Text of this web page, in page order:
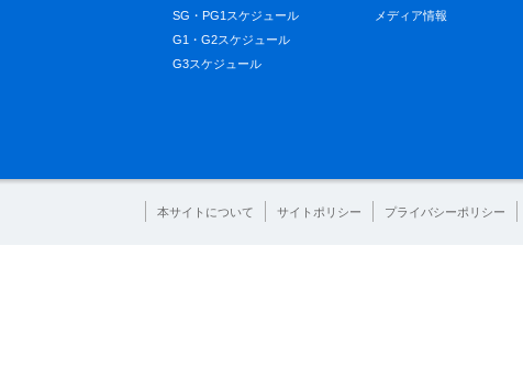
SG・PG1スケジュール
G1・G2スケジュール
G3スケジュール
メディア情報
本サイトについて サイトポリシー プライバシーポリシー